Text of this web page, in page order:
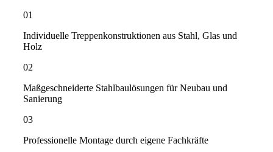
01
Individuelle Treppenkonstruktionen aus Stahl, Glas und
Holz
02
Maßgeschneiderte Stahlbaulösungen für Neubau und
Sanierung
03
Professionelle Montage durch eigene Fachkräfte